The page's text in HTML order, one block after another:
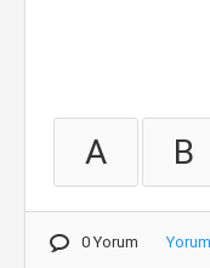
A B
0 Yorum